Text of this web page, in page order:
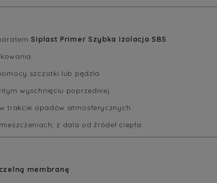
Siplast Primer Szybka Izolacja SBS.
szczotki lub pędzla.
wyschnięciu poprzedniej.
trakcie opadów atmosferycznych.
z dala od źródeł ciepła.
membranę